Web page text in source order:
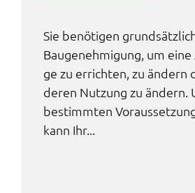
Sie benö­ti­gen
Bauge­neh­mi­gung, um
ge zu errich­ten, zu ändern
deren Nutzung zu ändern.
bestimm­ten
kann Ihr...